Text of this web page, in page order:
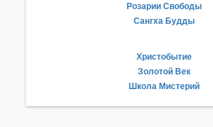
Розарии Свободы
Сангха Будды
Христобытие
Золотой Век
Школа Мистерий